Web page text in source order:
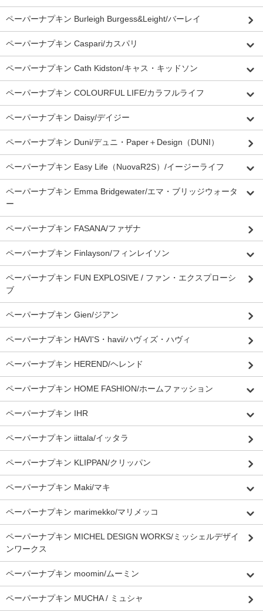
ペーパーナプキン Burleigh Burgess&Leight/バーレイ
ペーパーナプキン Caspari/カスパリ
ペーパーナプキン Cath Kidston/キャス・キッドソン
ペーパーナプキン COLOURFUL LIFE/カラフルライフ
ペーパーナプキン Daisy/デイジー
ペーパーナプキン Duni/デュニ・Paper＋Design（DUNI）
ペーパーナプキン Easy Life（NuovaR2S）/イージーライフ
ペーパーナプキン Emma Bridgewater/エマ・ブリッジウォータ
ー
ペーパーナプキン FASANA/ファザナ
ペーパーナプキン Finlayson/フィンレイソン
ペーパーナプキン FUN EXPLOSIVE / ファン・エクスプローシ
ブ
ペーパーナプキン Gien/ジアン
ペーパーナプキン HAVI'S・havi/ハヴィズ・ハヴィ
ペーパーナプキン HEREND/ヘレンド
ペーパーナプキン HOME FASHION/ホームファッション
ペーパーナプキン IHR
ペーパーナプキン iittala/イッタラ
ペーパーナプキン KLIPPAN/クリッパン
ペーパーナプキン Maki/マキ
ペーパーナプキン marimekko/マリメッコ
ペーパーナプキン MICHEL DESIGN WORKS/ミッシェルデザイ
ンワークス
ペーパーナプキン moomin/ムーミン
ペーパーナプキン MUCHA / ミュシャ